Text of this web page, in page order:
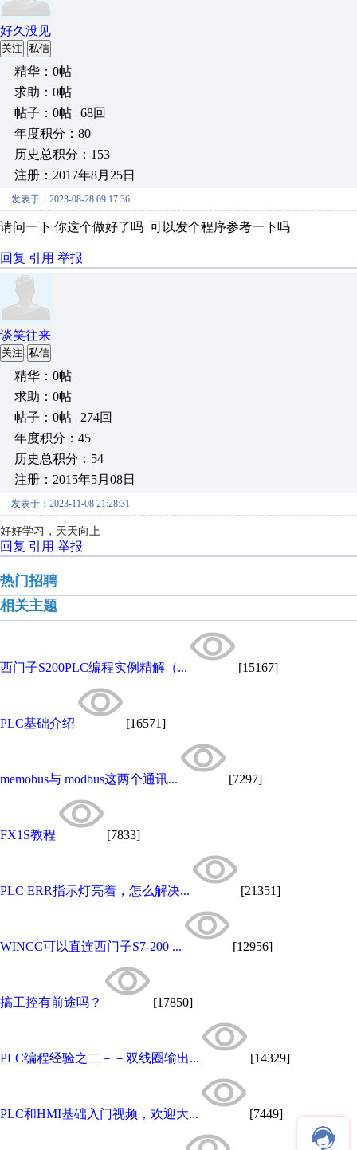
好久没见
关注 私信
精华：0帖
求助：0帖
帖子：0帖 | 68回
年度积分：80
历史总积分：153
注册：2017年8月25日
发表于：2023-08-28 09:17:36
请问一下 你这个做好了吗 可以发个程序参考一下吗
回复 引用 举报
谈笑往来
关注 私信
精华：0帖
求助：0帖
帖子：0帖 | 274回
年度积分：45
历史总积分：54
注册：2015年5月08日
发表于：2023-11-08 21:28:31
好好学习，天天向上
回复 引用 举报
热门招聘
相关主题
西门子S200PLC编程实例精解（... [15167]
PLC基础介绍 [16571]
memobus与 modbus这两个通讯... [7297]
FX1S教程 [7833]
PLC ERR指示灯亮着，怎么解决... [21351]
WINCC可以直连西门子S7-200 ... [12956]
搞工控有前途吗？ [17850]
PLC编程经验之二－－双线圈输出... [14329]
PLC和HMI基础入门视频，欢迎大... [7449]